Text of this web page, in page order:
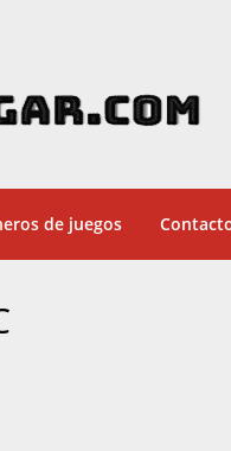
de juegos